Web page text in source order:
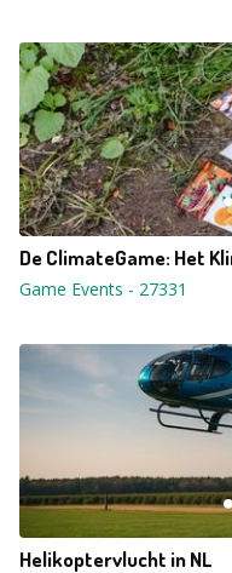
De ClimateGame: Het
Game Events - 27331
Helikoptervlucht in NL